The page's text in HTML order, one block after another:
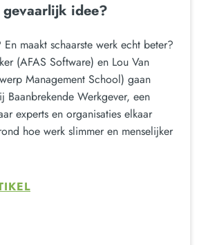
idee?
maakt schaarste werk echt beter?
(AFAS Software) en Lou Van
Management School) gaan
Baanbrekende Werkgever, een
experts en organisaties elkaar
hoe werk slimmer en menselijker